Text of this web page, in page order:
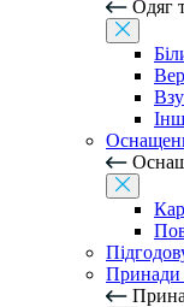
Одяг
Принади